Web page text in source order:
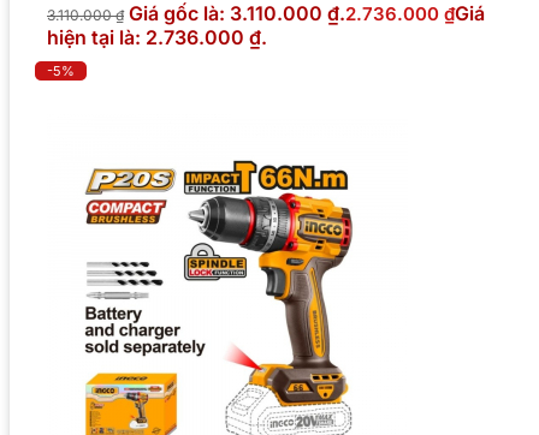
3.110.000₫ Giá gốc là: 3.110.000 ₫.2.736.000 ₫Giá
hiện tại là: 2.736.000 ₫.
-5%